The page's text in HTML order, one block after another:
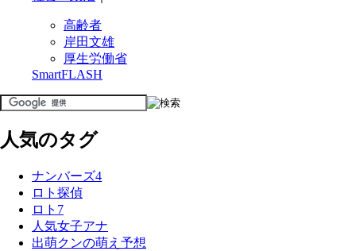
高齢者
岸田文雄
厚生労働省
SmartFLASH
人気のタグ
ナンバーズ4
ロト探偵
ロト7
人気女子アナ
出萌クンの萌え予想